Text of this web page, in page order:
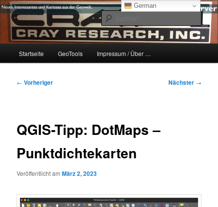
Zum
primären
Inhalt
springen#geoObserver
mikeE's GeoBlog
Startseite GeoTools Impressum / Über …
Beitragsnavigation
← Vorheriger Nächster →
QGIS-Tipp: DotMaps –
Punktdichtekarten
Veröffentlicht amMärz 2, 2023
German